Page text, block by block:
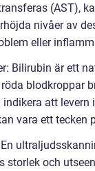
(AST),
nivåer av
eller
Bilirubin är ett
blodkroppar
att levern
vara ett tecken
storlek och